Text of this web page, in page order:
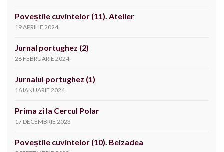
Poveștile cuvintelor (11). Atelier
19 APRILIE 2024
Jurnal portughez (2)
26 FEBRUARIE 2024
Jurnalul portughez (1)
16 IANUARIE 2024
Prima zi la Cercul Polar
17 DECEMBRIE 2023
Poveștile cuvintelor (10). Beizadea